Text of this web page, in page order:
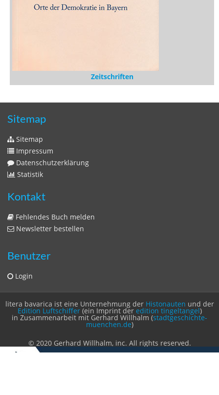
Zeitschriften
Sitemap
Sitemap
Impressum
Datenschutzerklärung
Statistik
Kontakt
Fehlendes Buch melden
Newsletter bestellen
Benutzer
Login
litera bavarica ist eine Unternehmung der Histonauten und der
Edition Luftschiffer(ein Imprint der edition tingeltangel)
in Zusammenarbeit mit Gerhard Willhalm (stadtgeschichte-
muenchen.de)
© 2020 Gerhard Willhalm, inc. All rights reserved.